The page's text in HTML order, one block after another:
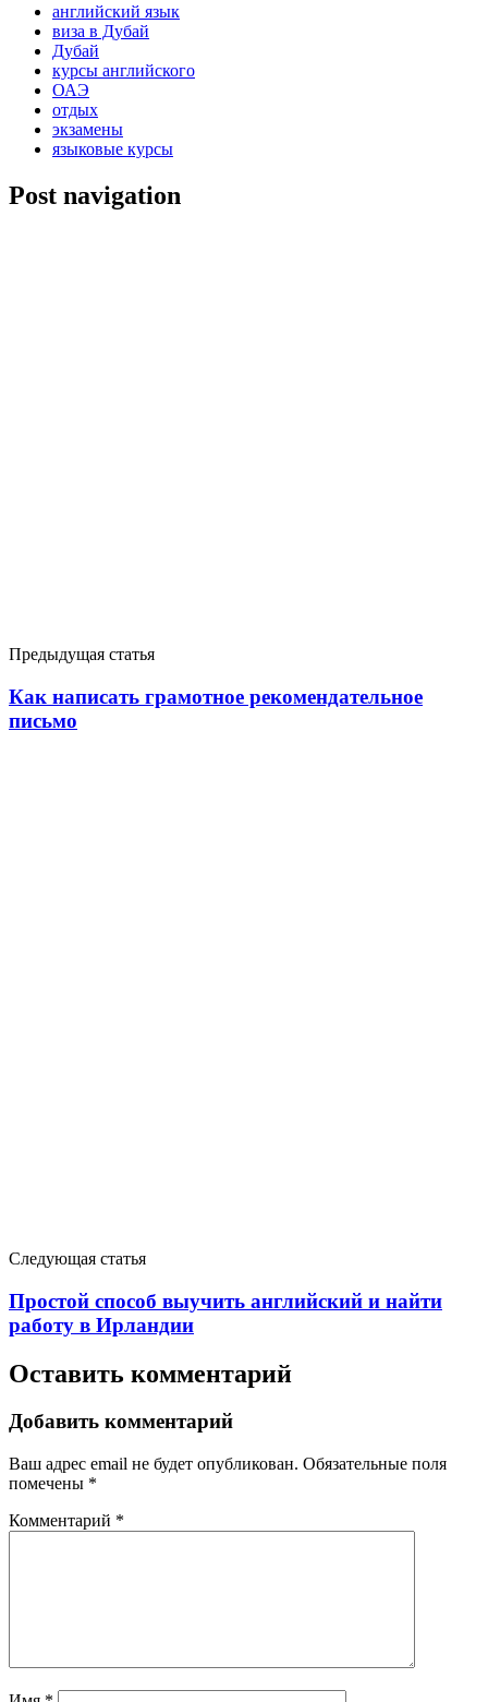
английский язык
виза в Дубай
Дубай
курсы английского
ОАЭ
отдых
экзамены
языковые курсы
Post navigation
Предыдущая статья
Как написать грамотное рекомендательное
письмо
Следующая статья
Простой способ выучить английский и найти
работу в Ирландии
Оставить комментарий
Добавить комментарий
Ваш адрес email не будет опубликован. Обязательные поля
помечены *
Комментарий *